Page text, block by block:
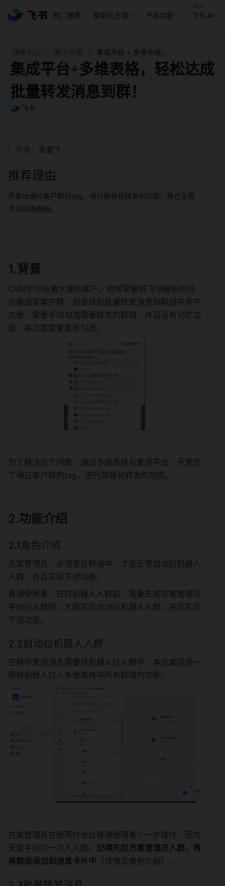
热门推荐 案例与方案 产品功能 飞书 AI
集成平台+多维表格，轻松达成
批量转发消息到群！
飞书
作者： 陈楚飞
推荐理由
开发出通过客户群的tag，进行简易化转发的功能，再也无需
手动勾选群组。
1.背景
CSM手中有着大量的客户，经常需要将飞书最新的资
讯推送至客户群。但是目前批量转发消息到群组中并不
方便，需要手动勾选需要转发的群组，并且没有记忆功
能，每次都需要重新勾选。
为了解决这个问题，通过多维表格与集成平台，开发出
了通过客户群的tag，进行简易化转发的功能。
2.功能介绍
2.1角色介绍
方案管理员：必须要在群组中，才能正常自动拉机器人
入群，并且实现下述功能。
普通使用者：在拉机器人入群前，需要先将方案管理员
手动拉入群组，才能实现自动拉机器人入群，并且实现
下述功能。
2.2自动拉机器人入群
在群中发送消息需要将机器人拉入群中，本方案提供一
键将机器人拉入多维表格中所有群组的功能。
方案管理员在使用时会比普通使用者少一步操作，因为
无需手动拉一次人入群。 记得先拉方案管理员入群，再
将群组添加到消息卡片中 （详情见角色介绍）。